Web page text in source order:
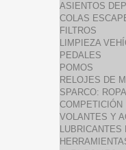
ASIENTOS
COLAS
FILTROS
LIMPIEZA
PEDALES
POMOS
RELOJES DE
SPARCO:
COMPETICIÓN
VOLANTES Y
LUBRICANTES